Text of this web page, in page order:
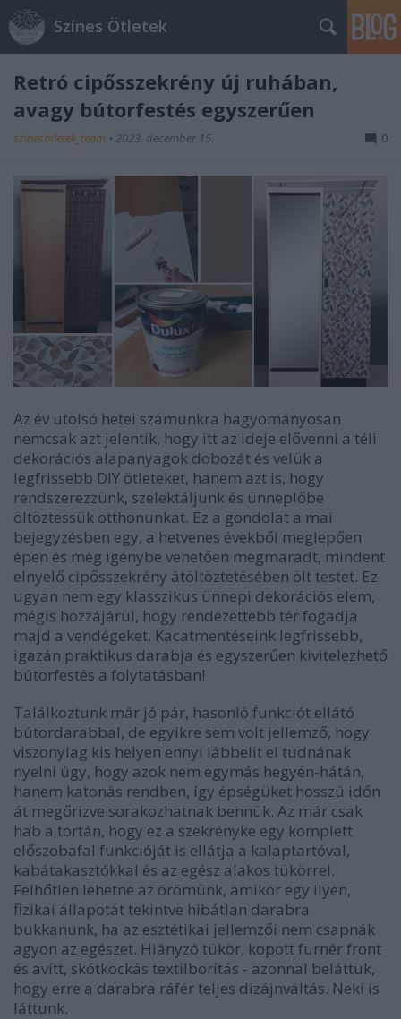
Színes Ötletek
Retró cipősszekrény új ruhában,
avagy bútorfestés egyszerűen
színesötletek_team • 2023. december 15. 0
Az év utolsó hetei számunkra hagyományosan
nemcsak azt jelentik, hogy itt az ideje elővenni a téli
dekorációs alapanyagok dobozát és velük a
legfrissebb DIY ötleteket, hanem azt is, hogy
rendszerezzünk, szelektáljunk és ünneplőbe
öltöztessük otthonunkat. Ez a gondolat a mai
bejegyzésben egy, a hetvenes évekből meglepően
épen és még igénybe vehetően megmaradt, mindent
elnyelő cipősszekrény átöltöztetésében ölt testet. Ez
ugyan nem egy klasszikus ünnepi dekorációs elem,
mégis hozzájárul, hogy rendezettebb tér fogadja
majd a vendégeket. Kacatmentéseink legfrissebb,
igazán praktikus darabja és egyszerűen kivitelezhető
bútorfestés a folytatásban!
Találkoztunk már jó pár, hasonló funkciót ellátó
bútordarabbal, de egyikre sem volt jellemző, hogy
viszonylag kis helyen ennyi lábbelit el tudnának
nyelni úgy, hogy azok nem egymás hegyén-hátán,
hanem katonás rendben, így épségüket hosszú időn
át megőrizve sorakozhatnak bennük. Az már csak
hab a tortán, hogy ez a szekrényke egy komplett
előszobafal funkcióját is ellátja a kalaptartóval,
kabátakasztókkal és az egész alakos tükörrel.
Felhőtlen lehetne az örömünk, amikor egy ilyen,
fizikai állapotát tekintve hibátlan darabra
bukkanunk, ha az esztétikai jellemzői nem csapnák
agyon az egészet. Hiányzó tükör, kopott furnér front
és avítt, skótkockás textilborítás - azonnal beláttuk,
hogy erre a darabra ráfér teljes dizájnváltás. Neki is
láttunk.